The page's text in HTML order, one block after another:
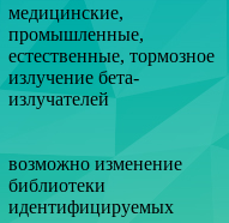
медицинские,
промышленные,
естественные, тормозное
излучение бета-
излучателей
возможно изменение
библиотеки
идентифицируемых